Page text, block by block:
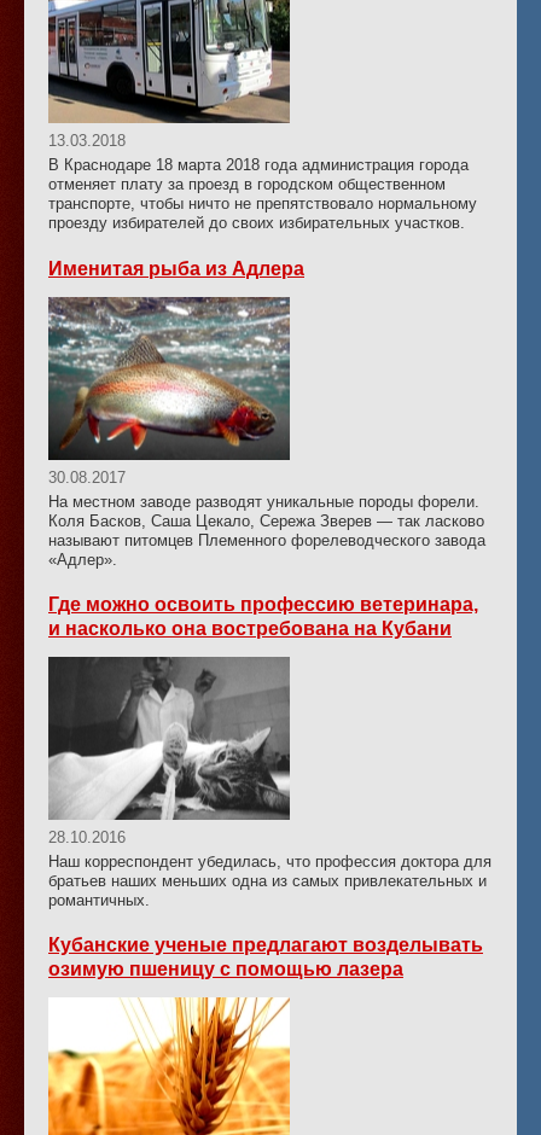
13.03.2018
В Краснодаре 18 марта 2018 года администрация города
отменяет плату за проезд в городском общественном
транспорте, чтобы ничто не препятствовало нормальному
проезду избирателей до своих избирательных участков.
Именитая рыба из Адлера
30.08.2017
На местном заводе разводят уникальные породы форели.
Коля Басков, Саша Цекало, Сережа Зверев — так ласково
называют питомцев Племенного форелеводческого завода
«Адлер».
Где можно освоить профессию ветеринара,
и насколько она востребована на Кубани
28.10.2016
Наш корреспондент убедилась, что профессия доктора для
братьев наших меньших одна из самых привлекательных и
романтичных.
Кубанские ученые предлагают возделывать
озимую пшеницу с помощью лазера